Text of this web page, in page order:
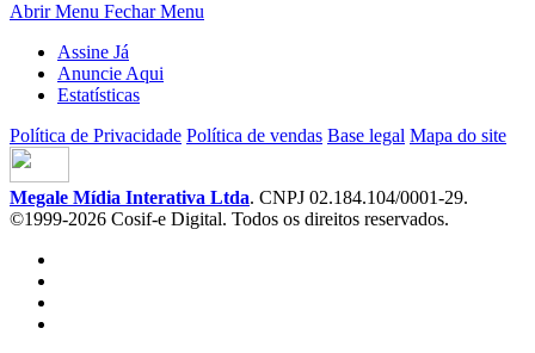
Abrir Menu Fechar Menu
Assine Já
Anuncie Aqui
Estatísticas
Política de Privacidade Política de vendas Base legal Mapa do site
Megale Mídia Interativa Ltda. CNPJ 02.184.104/0001-29.
©1999-2026 Cosif-e Digital. Todos os direitos reservados.